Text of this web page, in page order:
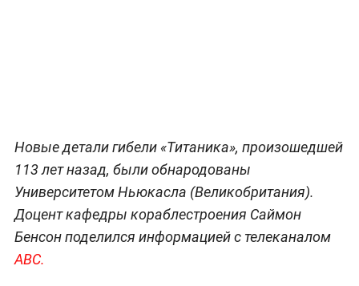
Новые детали гибели «Титаника», произошедшей
113 лет назад, были обнародованы
Университетом Ньюкасла (Великобритания).
Доцент кафедры кораблестроения Саймон
Бенсон поделился информацией с телеканалом
ABC.